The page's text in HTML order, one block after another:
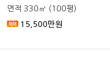
면적 330㎡ (100평)
15,500만원